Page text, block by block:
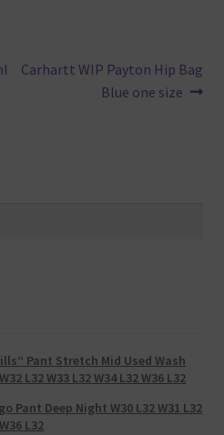
Nächster
Carhartt WIP Payton Hip Bag
Blue one size
Pant Stretch Mid Used Wash
L32 W33 L32 W34 L32 W36 L32
Pant Deep Night W30 L32 W31 L32
L32